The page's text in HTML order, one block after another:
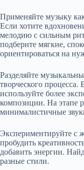
Применяйте музыку
Если хотите
мелодию с сильным
подберите мягкие,
ориентироваться на
Разделяйте
творческого
используйте более
композиции. На этапе
минималистичные
Экспериментируйте с
пробудить
добавить энергии.
разные стили.